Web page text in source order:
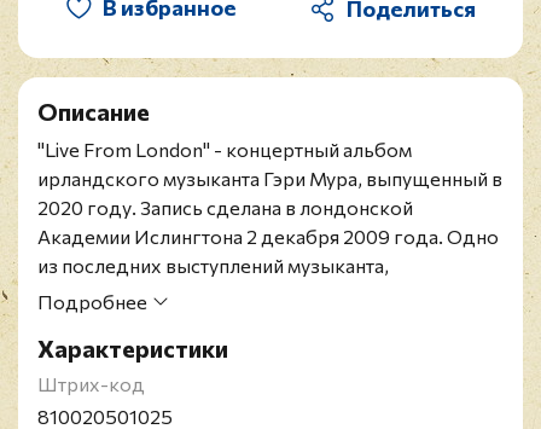
В избранное
Описание
"Live From London" - концертный альбом
ирландского музыканта Гэри Мура, выпущенный в
2020 году. Запись сделана в лондонской
Академии Ислингтона 2 декабря 2009 года. Одно
из последних выступлений музыканта,
состоявшееся за 14 месяцев до его смерти.
граммовом цветном синем виниле. Включает код
на загрузку цифровой копии альбома.
Ирландский музыкант Гэри Мур родился в 1952 и
Подробнее
Характеристики
Штрих-код
810020501025